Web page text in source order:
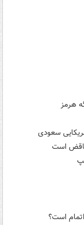
هرمز
سعودی
است
است؟